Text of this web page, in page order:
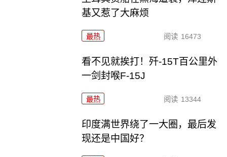
基又惹了大麻烦
最热 阅读 16473
看不见就挨打！歼-15T百公里外
一剑封喉F-15J
最热 阅读 13344
印度满世界绕了一大圈，最后发
现还是中国好？